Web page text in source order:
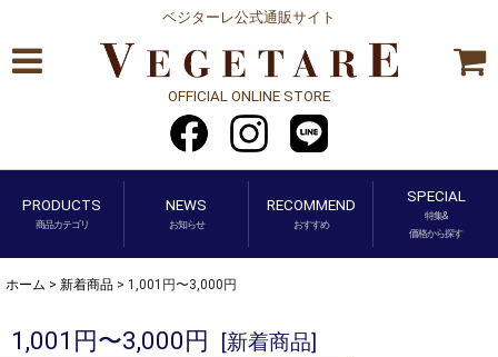
ベジターレ公式通販サイト
OFFICIAL ONLINE STORE
PRODUCTS
商品カテゴリ
NEWS
お知らせ
RECOMMEND
おすすめ
SPECIAL
特集&
価格から探す
ホーム > 新着商品 > 1,001円〜3,000円
1,001円〜3,000円 [新着商品]